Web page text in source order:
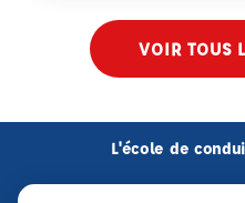
VOIR TOUS
L'école de